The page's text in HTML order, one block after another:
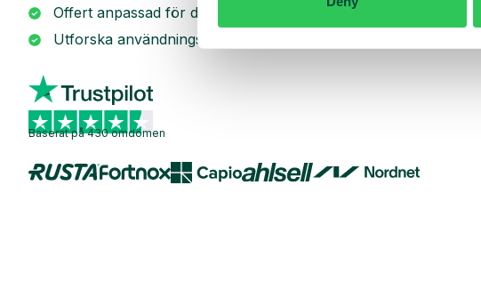
Offert anpassad för ditt företag
Utforska användningsområden för ditt team
Baserat på 430 omdömen